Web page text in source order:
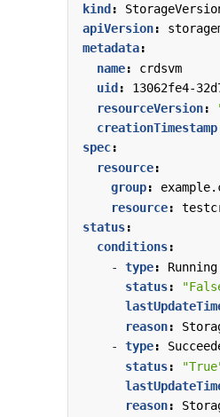
kind :
apiVersion:
metadata:
name:
crdsvm
uid :
13062fe4-
resourceVersion:
creationTimestamp
spec:
resource:
group:
resource:
status:
conditions:
- type:
Running
status:
reason:
- type:
status:
reason: